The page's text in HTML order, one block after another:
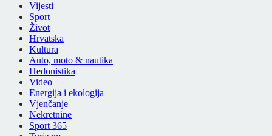
Vijesti
Sport
Život
Hrvatska
Kultura
Auto, moto & nautika
Hedonistika
Video
Energija i ekologija
Vjenčanje
Nekretnine
Sport 365